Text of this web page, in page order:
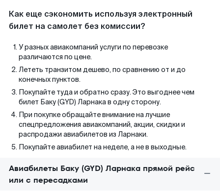
Как еще сэкономить используя электронный
билет на самолет без комиссии?
У разных авиакомпаний услуги по перевозке
различаются по цене.
Лететь транзитом дешево, по сравнению от и до
конечных пунктов.
Покупайте туда и обратно сразу. Это выгоднее чем
билет Баку (GYD) Ларнака в одну сторону.
При покупке обращайте внимание на лучшие
спецпредложения авиакомпаний, акции, скидки и
распродажи авиабилетов из Ларнаки.
Покупайте авиабилет на неделе, а не в выходные.
Авиабилеты Баку (GYD) Ларнака прямой рейс
или с пересадками